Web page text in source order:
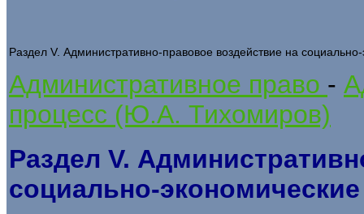
Раздел V. Административно-правовое воздействие на
Административное право -
процесс (Ю.А. Тихомиров)
Раздел V.
социально-